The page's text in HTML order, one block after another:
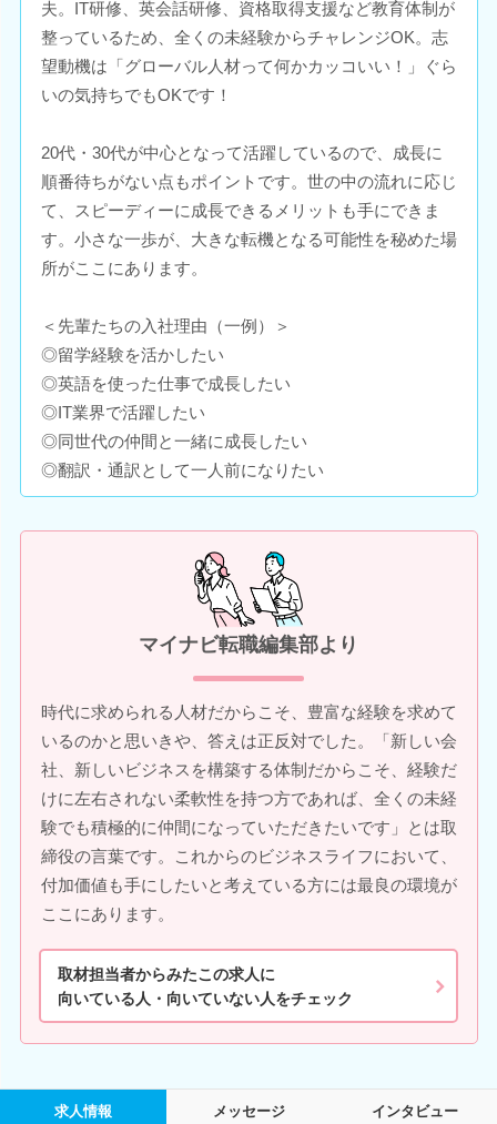
夫。IT研修、英会話研修、資格取得支援など教育体制が
整っているため、全くの未経験からチャレンジOK。志
望動機は「グローバル人材って何かカッコいい！」ぐら
いの気持ちでもOKです！
20代・30代が中心となって活躍しているので、成長に
順番待ちがない点もポイントです。世の中の流れに応じ
て、スピーディーに成長できるメリットも手にできま
す。小さな一歩が、大きな転機となる可能性を秘めた場
所がここにあります。
＜先輩たちの入社理由（一例）＞
◎留学経験を活かしたい
◎英語を使った仕事で成長したい
◎IT業界で活躍したい
◎同世代の仲間と一緒に成長したい
◎翻訳・通訳として一人前になりたい
マイナビ転職編集部より
時代に求められる人材だからこそ、豊富な経験を求めて
いるのかと思いきや、答えは正反対でした。「新しい会
社、新しいビジネスを構築する体制だからこそ、経験だ
けに左右されない柔軟性を持つ方であれば、全くの未経
験でも積極的に仲間になっていただきたいです」とは取
締役の言葉です。これからのビジネスライフにおいて、
付加価値も手にしたいと考えている方には最良の環境が
ここにあります。
取材担当者からみたこの求人に
向いている人・向いていない人をチェック
求人情報 メッセージ インタビュー